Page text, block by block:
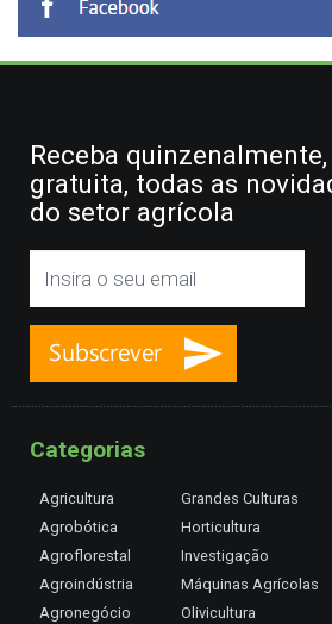
Receba
gratuita, todas as
do setor agrícola
Categorias
Agricultura
Agrobótica
Agroflorestal
Agroindústria
Agronegócio
Grandes Culturas
Horticultura
Investigação
Máquinas Agrícolas
Olivicultura